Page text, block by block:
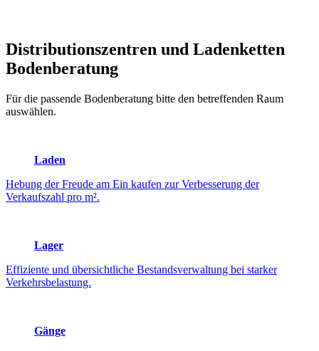
Distributionszentren und Ladenketten
Bodenberatung
Für die passende Bodenberatung bitte den betreffenden Raum
auswählen.
Laden
Hebung der Freude am Ein kaufen zur Verbesserung der
Verkaufszahl pro m².
Lager
Effiziente und übersichtliche Bestandsverwaltung bei starker
Verkehrsbelastung.
Gänge